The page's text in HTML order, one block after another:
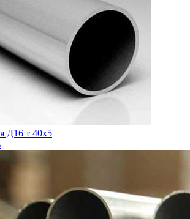
Д16 т 40х5